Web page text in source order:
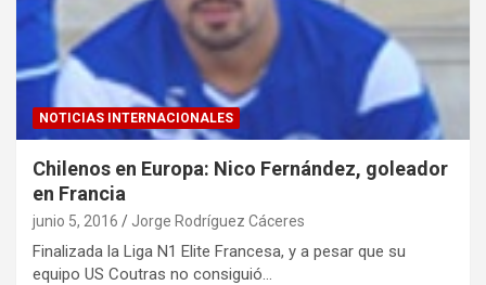
NOTICIAS INTERNACIONALES
Chilenos en Europa: Nico Fernández, goleador
en Francia
junio 5, 2016 Jorge Rodríguez Cáceres
Finalizada la Liga N1 Elite Francesa, y a pesar que su
equipo US Coutras no consiguió…